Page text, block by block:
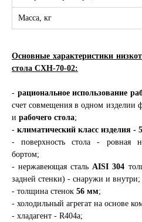
Масса, кг
Основные характеристики
стола СХН-70-02:
- рациональное использование
счет совмещения в одном изделии
и рабочего стола;
- климатический класс изделия - 5
- поверхность стола - ровная
бортом;
- нержавеющая сталь AISI 304
задней стенки) - снаружи и внутри;
- толщина стенок 56 мм;
- холодильный агрегат на основе
- хладагент - R404a;